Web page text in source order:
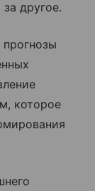
другое.
которое